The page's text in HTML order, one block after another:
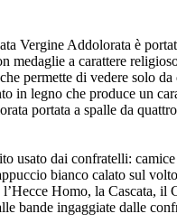
Vergine Addolorata è
a carattere
permette di vedere solo
in legno che produce un
portata a spalle da
usato dai confratelli:
bianco calato sul
Homo, la Cascata, il
bande ingaggiate dalle